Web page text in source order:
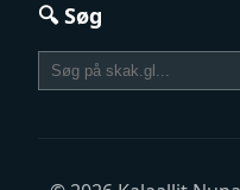
🔍 Søg